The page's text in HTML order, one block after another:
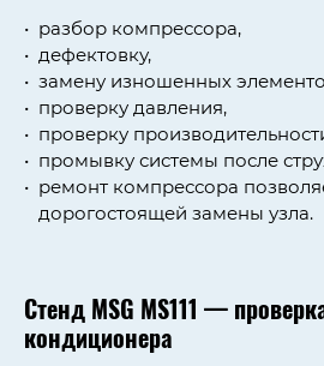
разбор компрессора,
дефектовку,
замену изношенных
проверку давления,
проверку
промывку системы после
ремонт компрессора
дорогостоящей замены узла.
Стенд MSG MS111 —
кондиционера